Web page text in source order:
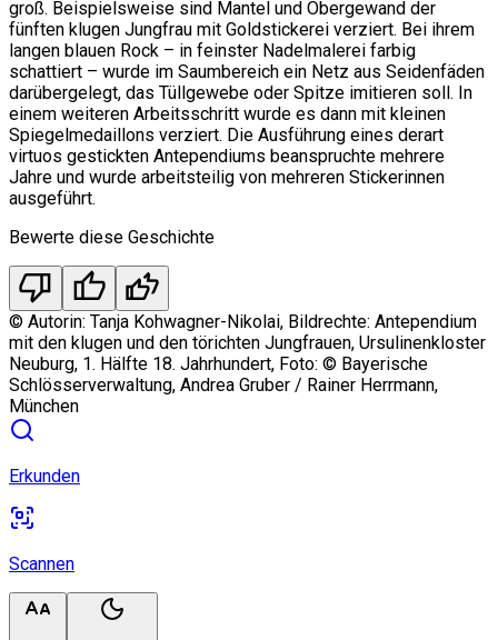
groß. Beispielsweise sind Mantel und Obergewand der
fünften klugen Jungfrau mit Goldstickerei verziert. Bei ihrem
langen blauen Rock – in feinster Nadelmalerei farbig
schattiert – wurde im Saumbereich ein Netz aus Seidenfäden
darübergelegt, das Tüllgewebe oder Spitze imitieren soll. In
einem weiteren Arbeitsschritt wurde es dann mit kleinen
Spiegelmedaillons verziert. Die Ausführung eines derart
virtuos gestickten Antependiums beanspruchte mehrere
Jahre und wurde arbeitsteilig von mehreren Stickerinnen
ausgeführt.
Bewerte diese Geschichte
thumb_down thumb_up thumbs_up_double
© Autorin: Tanja Kohwagner-Nikolai, Bildrechte: Antependium
mit den klugen und den törichten Jungfrauen, Ursulinenkloster
Neuburg, 1. Hälfte 18. Jahrhundert, Foto: © Bayerische
Schlösserverwaltung, Andrea Gruber / Rainer Herrmann,
München
Erkunden
Scannen